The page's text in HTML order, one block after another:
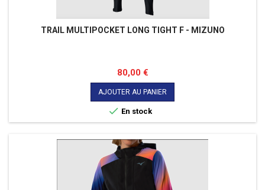
TRAIL MULTIPOCKET LONG TIGHT F - MIZUNO
Prix
80,00 €
AJOUTER AU PANIER
 En stock